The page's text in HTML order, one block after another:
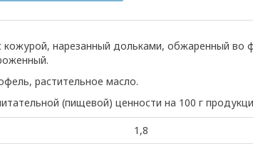
нарезанный дольками, обжаренный во
растительное масло.
(пищевой) ценности на 100 г
1,8